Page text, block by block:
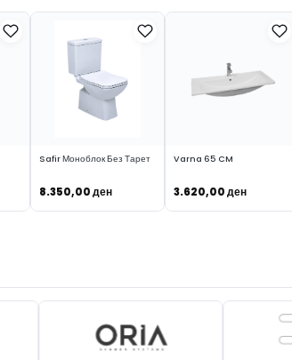
Safir Моноблок Без Тарет
8.350,00ден
ВО КОШНИЧКА
Varna 65 CM
3.620,00ден
ВО КОШНИЧКА